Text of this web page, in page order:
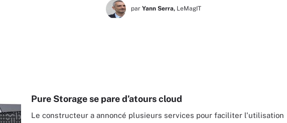
par Yann Serra, LeMagIT
Pure Storage se pare d’atours cloud
Le constructeur a annoncé plusieurs services pour faciliter l'utilisation